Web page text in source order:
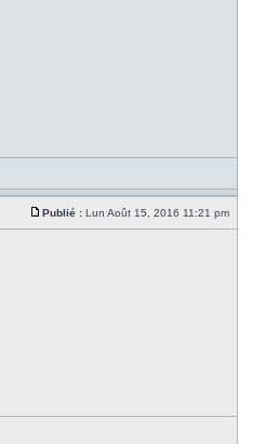
Publié : Lun Août 15, 2016 11:21 pm